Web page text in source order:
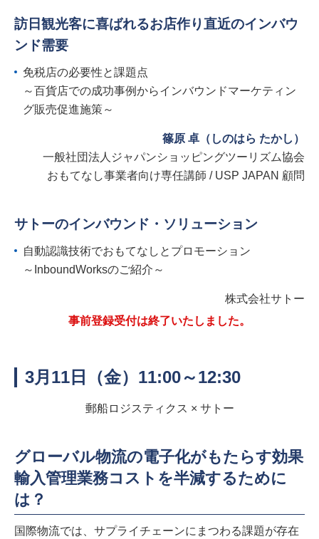
訪日観光客に喜ばれるお店作り直近のインバウ
ンド需要
免税店の必要性と課題点
～百貨店での成功事例からインバウンドマーケティン
グ販売促進施策～
篠原 卓（しのはら たかし）
一般社団法人ジャパンショッピングツーリズム協会
おもてなし事業者向け専任講師 / USP JAPAN 顧問
サトーのインバウンド・ソリューション
自動認識技術でおもてなしとプロモーション
～InboundWorksのご紹介～
株式会社サトー
事前登録受付は終了いたしました。
3月11日（金）11:00～12:30
郵船ロジスティクス × サトー
グローバル物流の電子化がもたらす効果
輸入管理業務コストを半減するために
は？
国際物流では、サプライチェーンにまつわる課題が存在